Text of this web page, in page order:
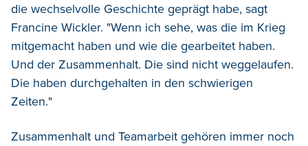
die wechselvolle Geschichte geprägt habe, sagt
Francine Wickler. "Wenn ich sehe, was die im Krieg
mitgemacht haben und wie die gearbeitet haben.
Und der Zusammenhalt. Die sind nicht weggelaufen.
Die haben durchgehalten in den schwierigen
Zeiten."
Zusammenhalt und Teamarbeit gehören immer noch